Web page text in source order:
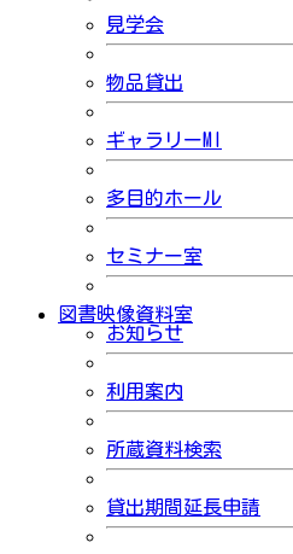
見学会
物品貸出
ギャラリーMI
多目的ホール
セミナー室
図書映像資料室
お知らせ
利用案内
所蔵資料検索
貸出期間延長申請